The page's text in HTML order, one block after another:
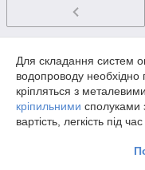
Для складання систем
водопроводу необхідно
кріпляться з
кріпильними сполуками
вартість, легкість під
цьому основа легше і